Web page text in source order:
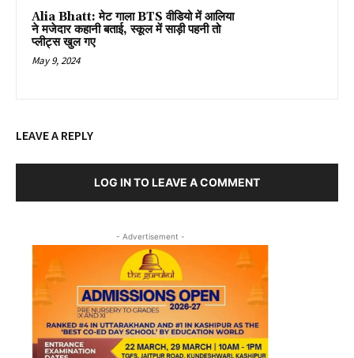
Alia Bhatt: मेट गाला BTS वीडियो में आलिया
ने मजेदार कहानी बताई, स्कूल में साड़ी पहनी तो
प्लीट्स खुल गए
May 9, 2024
LEAVE A REPLY
LOG IN TO LEAVE A COMMENT
- Advertisement -